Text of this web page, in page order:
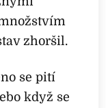
zhoršil.
se pití
když se